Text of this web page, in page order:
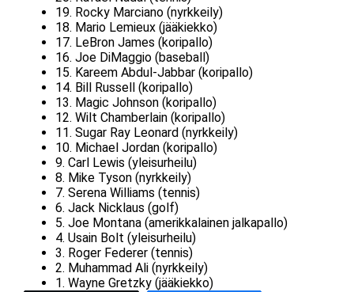
19. Rocky Marciano (nyrkkeily)
18. Mario Lemieux (jääkiekko)
17. LeBron James (koripallo)
16. Joe DiMaggio (baseball)
15. Kareem Abdul-Jabbar (koripallo)
14. Bill Russell (koripallo)
13. Magic Johnson (koripallo)
12. Wilt Chamberlain (koripallo)
11. Sugar Ray Leonard (nyrkkeily)
10. Michael Jordan (koripallo)
9. Carl Lewis (yleisurheilu)
8. Mike Tyson (nyrkkeily)
7. Serena Williams (tennis)
6. Jack Nicklaus (golf)
5. Joe Montana (amerikkalainen jalkapallo)
4. Usain Bolt (yleisurheilu)
3. Roger Federer (tennis)
2. Muhammad Ali (nyrkkeily)
1. Wayne Gretzky (jääkiekko)